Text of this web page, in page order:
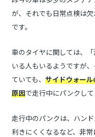
が、それでも日常点検は欠
です。
車のタイヤに関しては、
いる人もいるようですが
ていても、 サイドウォー
原因で走行中にパンクし
走行中のパンクは、ハン
利きにくくなるなど、非